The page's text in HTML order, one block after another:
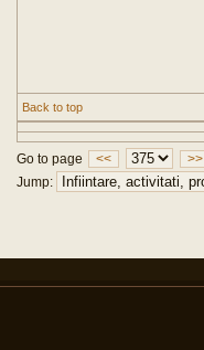
Back to top
Go to page <<
>>
Jump: